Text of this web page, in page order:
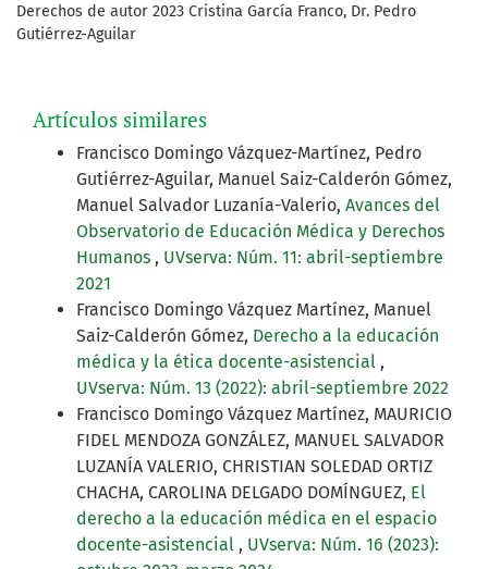
Derechos de autor 2023 Cristina García Franco, Dr. Pedro
Gutiérrez-Aguilar
Artículos similares
Francisco Domingo Vázquez-Martínez, Pedro
Gutiérrez-Aguilar, Manuel Saiz-Calderón Gómez,
Manuel Salvador Luzanía-Valerio, Avances del
Observatorio de Educación Médica y Derechos
Humanos , UVserva: Núm. 11: abril-septiembre
2021
Francisco Domingo Vázquez Martínez, Manuel
Saiz-Calderón Gómez, Derecho a la educación
médica y la ética docente-asistencial ,
UVserva: Núm. 13 (2022): abril-septiembre 2022
Francisco Domingo Vázquez Martínez, MAURICIO
FIDEL MENDOZA GONZÁLEZ, MANUEL SALVADOR
LUZANÍA VALERIO, CHRISTIAN SOLEDAD ORTIZ
CHACHA, CAROLINA DELGADO DOMÍNGUEZ, El
derecho a la educación médica en el espacio
docente-asistencial , UVserva: Núm. 16 (2023):